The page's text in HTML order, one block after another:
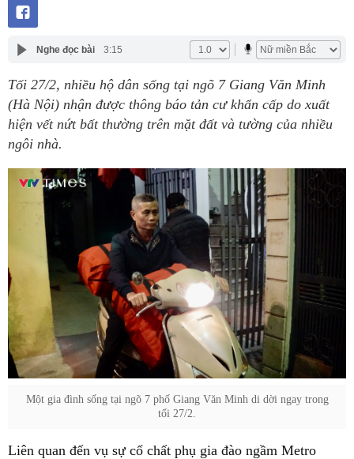
Nghe đọc bài 3:15
Tối 27/2, nhiều hộ dân sống tại ngõ 7 Giang Văn Minh
(Hà Nội) nhận được thông báo tản cư khẩn cấp do xuất
hiện vết nứt bất thường trên mặt đất và tường của nhiều
ngôi nhà.
Một gia đình sống tại ngõ 7 phố Giang Văn Minh di dời ngay trong
tối 27/2.
Liên quan đến vụ sự cố chất phụ gia đào ngầm Metro